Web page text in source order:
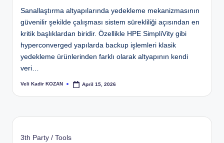
Sanallaştırma altyapılarında yedekleme mekanizmasının
güvenilir şekilde çalışması sistem sürekliliği açısından en
kritik başlıklardan biridir. Özellikle HPE SimpliVity gibi
hyperconverged yapılarda backup işlemleri klasik
yedekleme ürünlerinden farklı olarak altyapının kendi
veri…
Posted
Veli Kadir KOZAN April 15, 2026
3th Party / Tools